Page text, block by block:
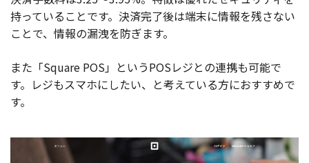
持っていることです。決済完了後は端末に情報を残さない
ことで、情報の漏洩を防ぎます。
また「Square POS」というPOSレジとの連携も可能で
す。レジもスマホにしたい、と考えている方におすすめで
す。